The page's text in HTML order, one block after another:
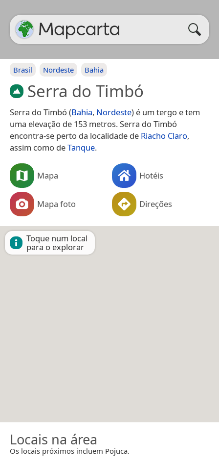
Brasil Nordeste Bahia
Serra do Timbó
Serra do Timbó (Bahia, Nordeste) é um tergo e tem
uma elevação de 153 metros. Serra do Timbó
encontra-se perto da localidade de Riacho Claro,
assim como deTanque.
Mapa Hotéis
Mapa foto Direções
Toque num local
para o explorar
Locais na área
Os locais próximos incluem Pojuca.